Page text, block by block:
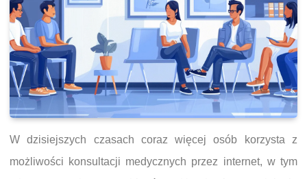
W dzisiejszych czasach coraz więcej osób korzysta z
możliwości konsultacji medycznych przez internet, w tym